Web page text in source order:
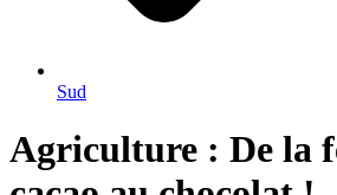
Sud
Agriculture : De la